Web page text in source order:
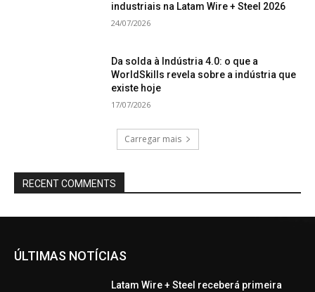
industriais na Latam Wire + Steel 2026
24/07/2026
Da solda à Indústria 4.0: o que a
WorldSkills revela sobre a indústria que
existe hoje
17/07/2026
Carregar mais
RECENT COMMENTS
ÚLTIMAS NOTÍCIAS
Latam Wire + Steel receberá primeira